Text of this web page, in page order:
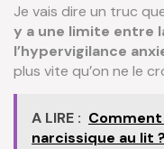
Je vais dire un truc
y a une limite entre
l’hypervigilance
plus vite qu’on ne le
A LIRE :
narcissique au lit ?